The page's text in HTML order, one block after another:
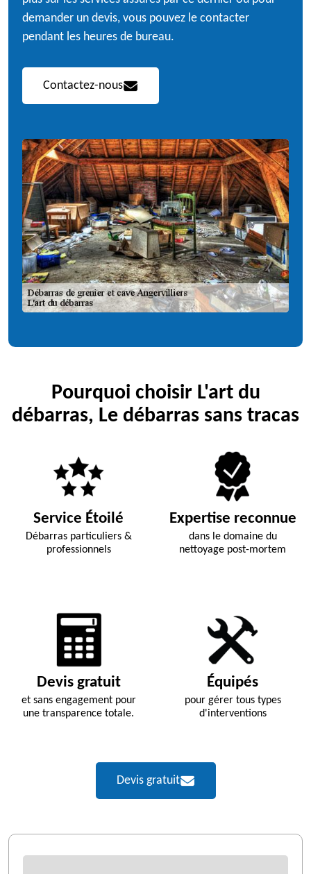
demander un devis, vous pouvez le contacter
pendant les heures de bureau.
Contactez-nous
Pourquoi choisir L'art du
débarras, Le débarras sans tracas
Service Étoilé
Débarras particuliers &
professionnels
Expertise reconnue
dans le domaine du
nettoyage post-mortem
Devis gratuit
et sans engagement pour
une transparence totale.
Équipés
pour gérer tous types
d'interventions
Devis gratuit